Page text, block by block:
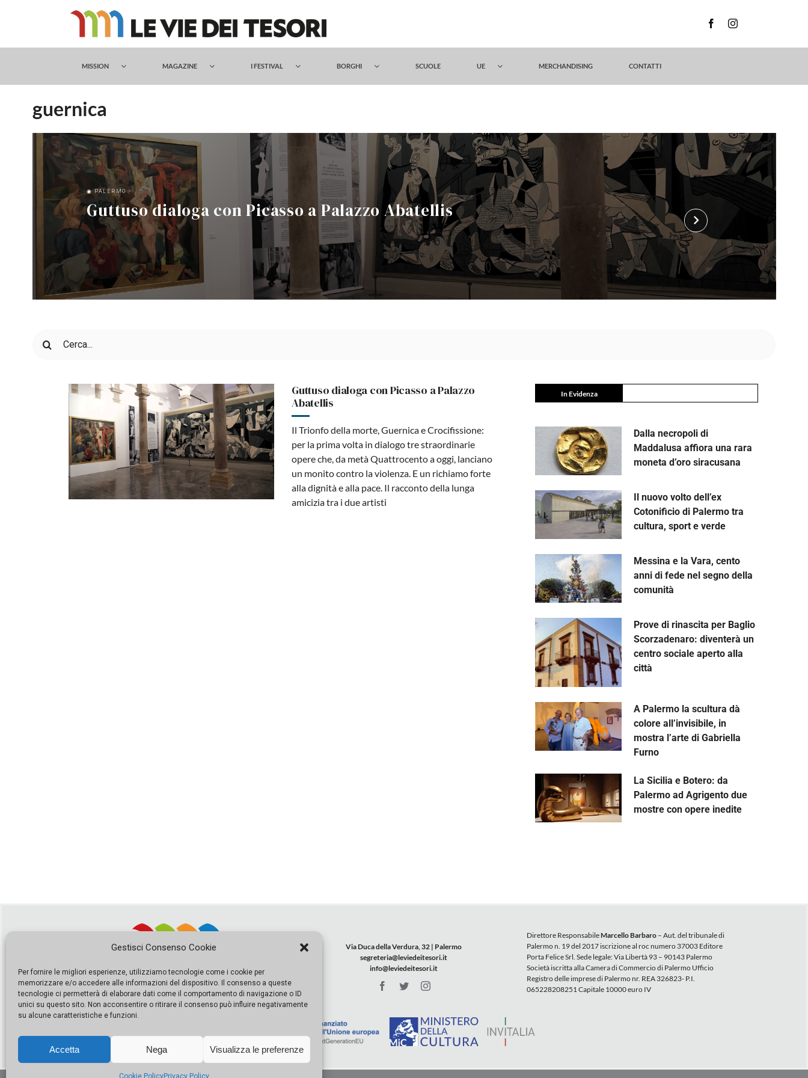
Gestisci Consenso Cookie
Per fornire le migliori esperienze, utilizziamo tecnologie come i cookie per
memorizzare e/o accedere alle informazioni del dispositivo. Il consenso a queste
tecnologie ci permetterà di elaborare dati come il comportamento di navigazione o ID
unici su questo sito. Non acconsentire o ritirare il consenso può influire negativamente
su alcune caratteristiche e funzioni.
Accetta Nega Visualizza le preferenze
Cookie PolicyPrivacy Policy
MISSION MAGAZINE I FESTIVAL BORGHI SCUOLE UE MERCHANDISING CONTATTI
guernica
◉ PALERMO
Guttuso dialoga con Picasso a Palazzo Abatellis keyboard_arrow_right
per:
Guttuso dialoga con Picasso a Palazzo
Abatellis
Il Trionfo della morte, Guernica e Crocifissione:
per la prima volta in dialogo tre straordinarie
opere che, da metà Quattrocento a oggi, lanciano
un monito contro la violenza. E un richiamo forte
alla dignità e alla pace. Il racconto della lunga
amicizia tra i due artisti
In Evidenza
Dalla necropoli di
Maddalusa affiora una rara
moneta d’oro siracusana
Il nuovo volto dell’ex
Cotonificio di Palermo tra
cultura, sport e verde
Messina e la Vara, cento
anni di fede nel segno della
comunità
Prove di rinascita per Baglio
Scorzadenaro: diventerà un
centro sociale aperto alla
città
A Palermo la scultura dà
colore all’invisibile, in
mostra l’arte di Gabriella
Furno
La Sicilia e Botero: da
Palermo ad Agrigento due
mostre con opere inedite
Via Duca della Verdura, 32 | Palermo
segreteria@leviedeitesori.it
info@leviedeitesori.it
Direttore ResponsabileMarcello Barbaro– Aut. del tribunale di
Palermo n. 19 del 2017 iscrizione al roc numero 37003 Editore
Porta Felice Srl. Sede legale: Via Libertà 93 – 90143 Palermo
Società iscritta alla Camera di Commercio di Palermo Ufficio
Registro delle imprese di Palermo nr. REA 326823- P.I.
065228208251 Capitale 10000 euro IV